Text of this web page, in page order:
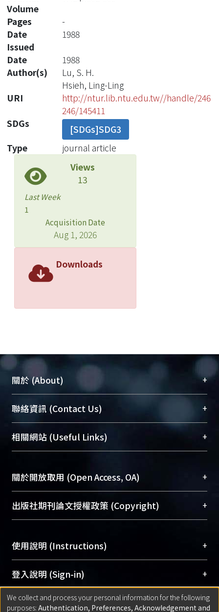
Volume
Pages
-
Date
Issued
1988
Date
1988
Author(s)
Lu, S. H.
Hsieh, Ling-Ling
URI
http://ntur.lib.ntu.edu.tw//handle/246
246/145411
SDGs
[SDGs]SDG3
Type
journal article
Views
13
Last Week
1
Acquisition Date
Aug 1, 2026
Downloads
關於 (About) +
臺大位居世界頂尖大學之列，為永久珍藏及向國際
展現本校豐碩的研究成果及學術能量，圖書館整合
機構典藏（NTUR）與學術庫（AH）不同功能平
台，成為臺大學術典藏NTU scholars。期能整合研
成果。
To permanently archive and promote researcher
profiles and scholarly works, Library integrates the
services of “NTU Repository” with “Academic
聯絡資訊 (Contact Us) +
總館學科館員(Main Library)
醫學圖書館學科館員(Medical Library)
Sciences Library)
相關網站 (Useful Links) +
關於開放取用 (Open Access, OA) +
開放取用是從使用者角度提升資訊取用性的社會運
動，應用在學術研究上是透過將研究著作公開供使
用逐年攀升。同時可加速研究發展、提升研究影響
Archive）平台。 （點選深入了解OA）
出版社期刊論文授權政策 (Copyright) +
含部分內容的版權非匯入者所有，或由第三方贊
助與合作完成，請確認該版權所有者及第三方同
意提供此授權。
Please represent that the submission is your
original work, and that you have the right to
使用說明 (Instructions) +
網站簡介(Quickstart Guide)
使用手冊(Instruction Manual)
線上預約服務(Booking Service)
登入說明 (Sign-in) +
方案一：臺灣大學計算機中心帳號登入
匯入著作 (Submission) +
We collect and process your personal information for the following
purposes: Authentication, Preferences, Acknowledgement and